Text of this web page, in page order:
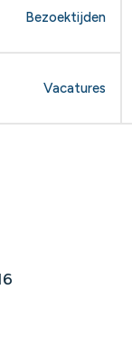
Bezoektijden
Vacatures